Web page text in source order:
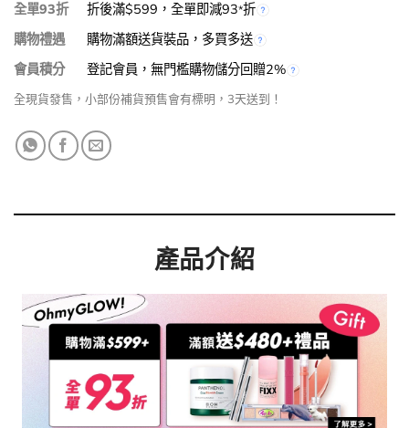
全單93折
折後滿$599，全單即減93*折
購物禮遇
購物滿額送貨裝品，多買多送
會員積分
登記會員，無門檻購物儲分回贈2%
全現貨發售，小部份補貨預售會有標明，3天送到！
產品介紹